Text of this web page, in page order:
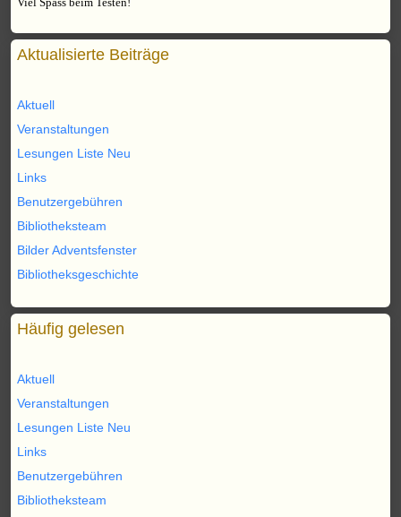
Aktualisierte Beiträge
Aktuell
Veranstaltungen
Lesungen Liste Neu
Links
Benutzergebühren
Bibliotheksteam
Bilder Adventsfenster
Bibliotheksgeschichte
Häufig gelesen
Aktuell
Veranstaltungen
Lesungen Liste Neu
Links
Benutzergebühren
Bibliotheksteam